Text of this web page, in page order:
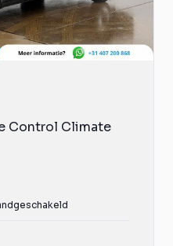
Control Climate